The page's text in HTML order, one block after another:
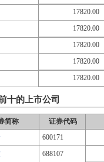
17820.00
17820.00
17820.00
17820.00
17820.00
十的上市公司
简称 证券代码
600171
688107